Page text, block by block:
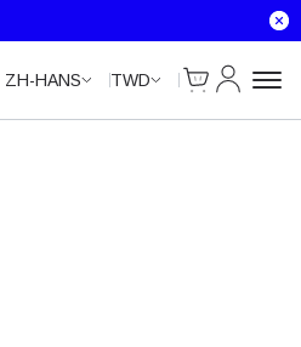
ZH-HANS TWD
Cart
我的账户